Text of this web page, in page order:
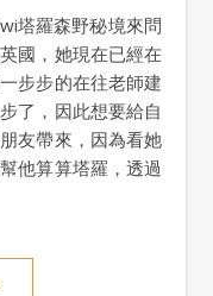
國，她現在已經在
步步的在往老師建
了，因此想要給自
友帶來，因為看她
他算算塔羅，透過